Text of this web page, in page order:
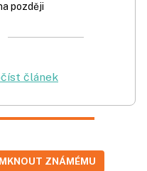
později
článek
ZNÁMÉMU